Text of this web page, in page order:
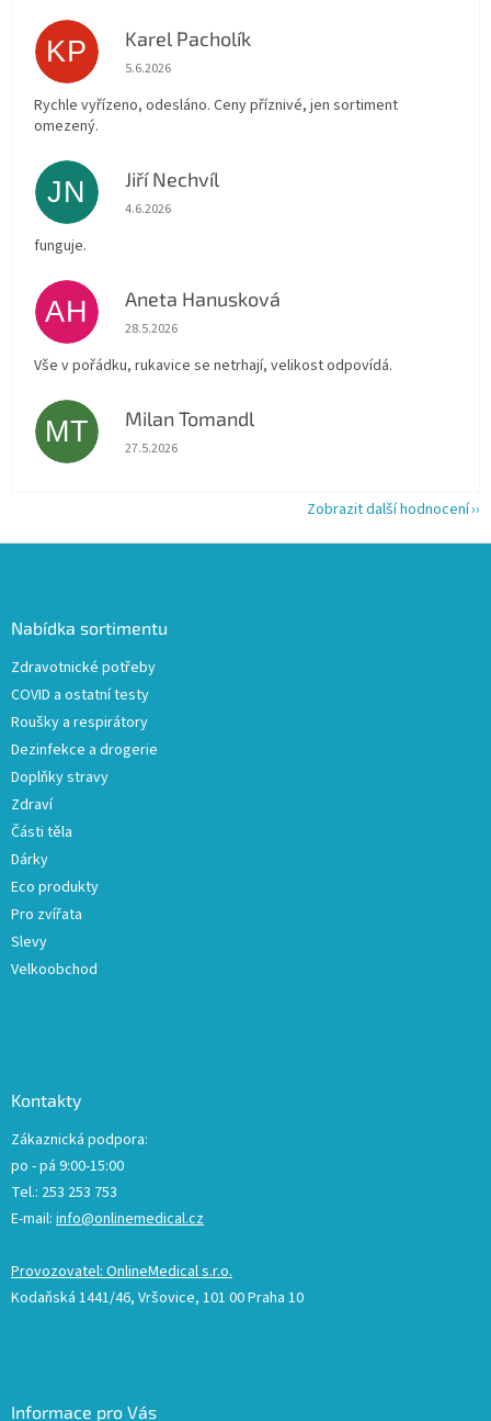
KP Karel Pacholík
Hodnocení obchodu je 4 z 5 hvězdiček.
5.6.2026
Rychle vyřízeno, odesláno. Ceny příznivé, jen sortiment
omezený.
JN Jiří Nechvíl
Hodnocení obchodu je 5 z 5 hvězdiček.
4.6.2026
funguje.
AH Aneta Hanusková
Hodnocení obchodu je 5 z 5 hvězdiček.
28.5.2026
Vše v pořádku, rukavice se netrhají, velikost odpovídá.
MT Milan Tomandl
Hodnocení obchodu je 5 z 5 hvězdiček.
27.5.2026
Zobrazit další hodnocení
Nabídka sortimentu
Zdravotnické potřeby
COVID a ostatní testy
Roušky a respirátory
Dezinfekce a drogerie
Doplňky stravy
Zdraví
Části těla
Dárky
Eco produkty
Pro zvířata
Slevy
Velkoobchod
Kontakty
Zákaznická podpora:
po - pá 9:00-15:00
Tel.: 253 253 753
E-mail: info@onlinemedical.cz
Provozovatel: OnlineMedical s.r.o.
Kodaňská 1441/46, Vršovice, 101 00 Praha 10
Informace pro Vás